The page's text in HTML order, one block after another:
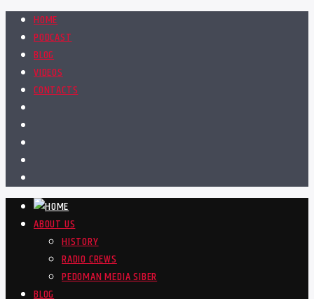
HOME
PODCAST
BLOG
VIDEOS
CONTACTS
ABOUT US
HISTORY
RADIO CREWS
PEDOMAN MEDIA SIBER
BLOG